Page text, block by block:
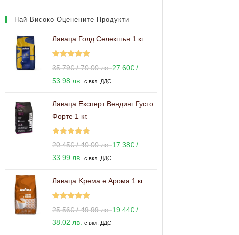
Най-Високо Оценените Продукти
Лаваца Голд Селекшън 1 кг.
Оценено с
35.79€/ 70.00 лв.27.60€ /
53.98 лв.
с вкл. ДДС
Лаваца Експерт Вендинг Густо
Форте 1 кг.
Оценено с
20.45€/ 40.00 лв.17.38€ /
33.99 лв. с вкл. ДДС
Лаваца Kрема е Арома 1 кг.
Оценено с
25.56€/ 49.99 лв.19.44€ /
38.02 лв.
с вкл. ДДС